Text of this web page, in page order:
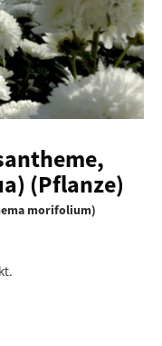
(Pflanze)
morifolium)